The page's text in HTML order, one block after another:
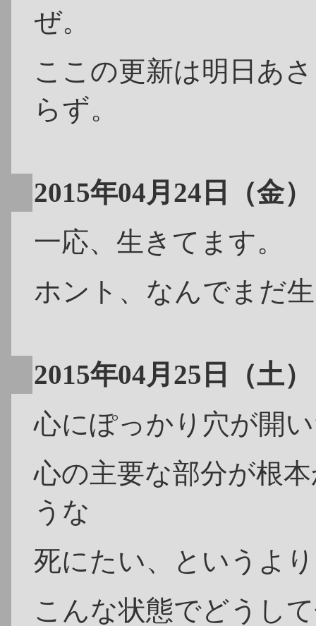
ぜ。
ここの更新は明日あ
らず。
2015年04月24日（金）
一応、生きてます。
ホント、なんでまだ
2015年04月25日（土）
心にぽっかり穴が開
心の主要な部分が根
うな
死にたい、というよ
こんな状態でどうし